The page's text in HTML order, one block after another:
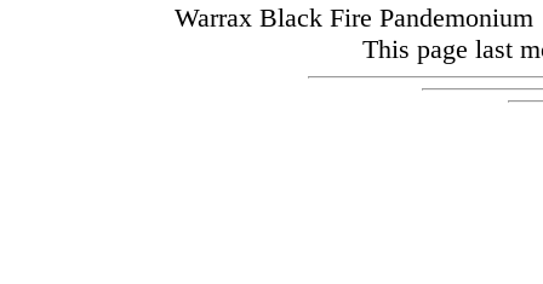
Warrax Black Fire
This page last